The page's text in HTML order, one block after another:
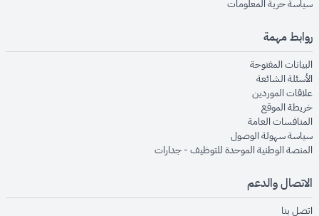
سياسة حرية المعلوماتopens in new window
روابط مهمة
البيانات المفتوحةopens in new window
الأسئلة الشائعةopens in new window
علاقات الموردينopens in new window
خريطة الموقعopens in new window
المنافسات العامةopens in new window
سياسة سهولة الوصولopens in new window
المنصة الوطنية الموحدة للتوظيف - جداراتopens in new window
الاتصال والدعم
اتصل بنا